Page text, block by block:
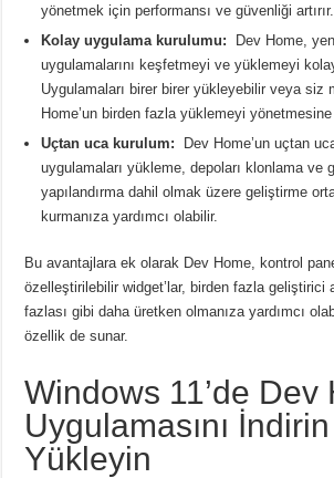
yönetmek için performansı ve güvenliği artırır.
Kolay uygulama kurulumu: Dev Home,
uygulamalarını keşfetmeyi ve yüklemeyi
Uygulamaları birer birer yükleyebilir veya siz
Home’un birden fazla yüklemeyi
Uçtan uca kurulum: Dev Home’un uçtan
uygulamaları yükleme, depoları klonlama ve
yapılandırma dahil olmak üzere geliştirme
kurmanıza yardımcı olabilir.
Bu avantajlara ek olarak Dev Home, kontrol
özelleştirilebilir widget’lar, birden fazla geliştirici
fazlası gibi daha üretken olmanıza yardımcı
özellik de sunar.
Windows 11’de Dev
Uygulamasını
Yükleyin